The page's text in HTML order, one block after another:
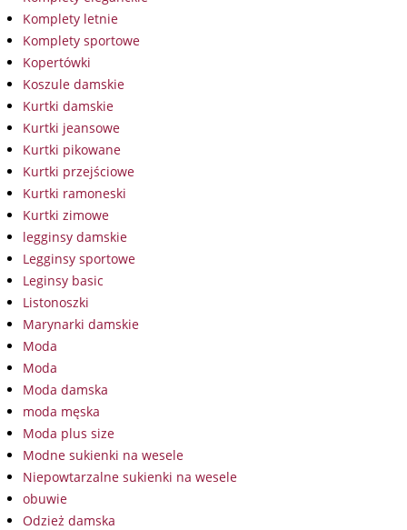
Komplety letnie
Komplety sportowe
Kopertówki
Koszule damskie
Kurtki damskie
Kurtki jeansowe
Kurtki pikowane
Kurtki przejściowe
Kurtki ramoneski
Kurtki zimowe
legginsy damskie
Legginsy sportowe
Leginsy basic
Listonoszki
Marynarki damskie
Moda
Moda
Moda damska
moda męska
Moda plus size
Modne sukienki na wesele
Niepowtarzalne sukienki na wesele
obuwie
Odzież damska